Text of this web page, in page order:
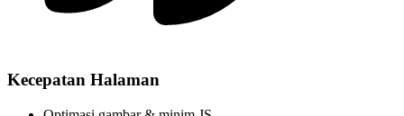
Kecepatan Halaman